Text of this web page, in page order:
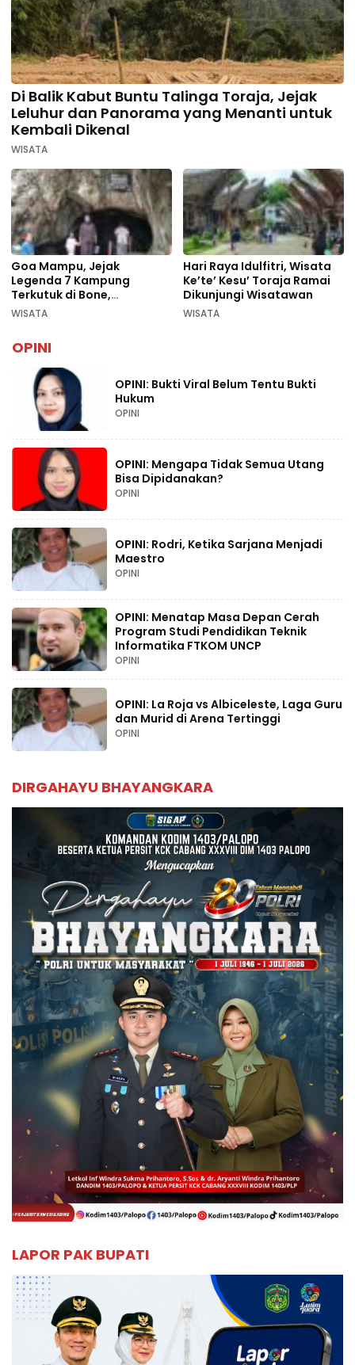
Di Balik Kabut Buntu Talinga Toraja, Jejak
Leluhur dan Panorama yang Menanti untuk
Kembali Dikenal
WISATA
Goa Mampu, Jejak
Legenda 7 Kampung
Terkutuk di Bone,
Rekomendasi Liburan
WISATA
Hari Raya Idulfitri, Wisata
Ke’te’ Kesu’ Toraja Ramai
Dikunjungi Wisatawan
WISATA
OPINI
OPINI: Bukti Viral Belum Tentu Bukti
Hukum
OPINI
OPINI: Mengapa Tidak Semua Utang
Bisa Dipidanakan?
OPINI
OPINI: Rodri, Ketika Sarjana Menjadi
Maestro
OPINI
OPINI: Menatap Masa Depan Cerah
Program Studi Pendidikan Teknik
Informatika FTKOM UNCP
OPINI
OPINI: La Roja vs Albiceleste, Laga Guru
dan Murid di Arena Tertinggi
OPINI
DIRGAHAYU BHAYANGKARA
LAPOR PAK BUPATI